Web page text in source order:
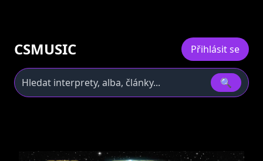
CSMUSIC Přihlásit se
🔍